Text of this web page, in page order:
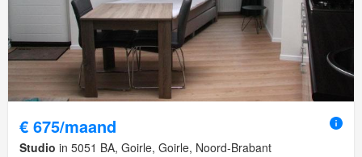
€ 675/maand
Studio in 5051 BA, Goirle, Goirle, Noord-Brabant